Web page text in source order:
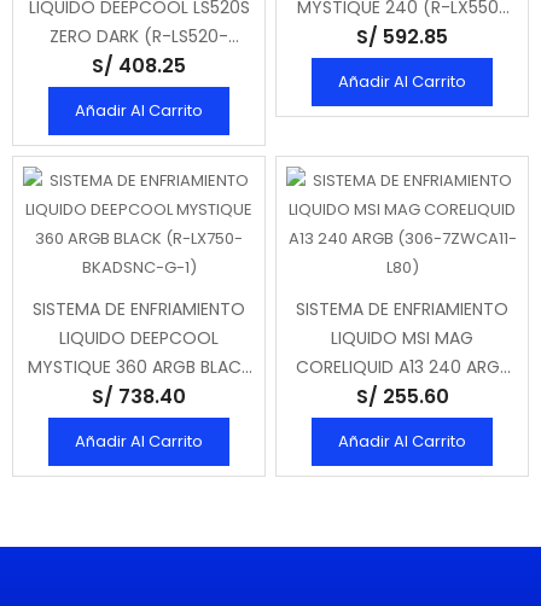
LIQUIDO DEEPCOOL LS520S
ZERO DARK (R-LS520-
BKNNMM-G-1)
S/ 408.25
Añadir Al Carrito
MYSTIQUE 240 (R-LX550-
BKDSNC-G-1)
S/ 592.85
Añadir Al Carrito
SISTEMA DE ENFRIAMIENTO
LIQUIDO DEEPCOOL
MYSTIQUE 360 ARGB BLACK
(R-LX750-BKADSNC-G-1)
S/ 738.40
Añadir Al Carrito
SISTEMA DE ENFRIAMIENTO
LIQUIDO MSI MAG
CORELIQUID A13 240 ARGB
(306-7ZWCA11-L80)
S/ 255.60
Añadir Al Carrito